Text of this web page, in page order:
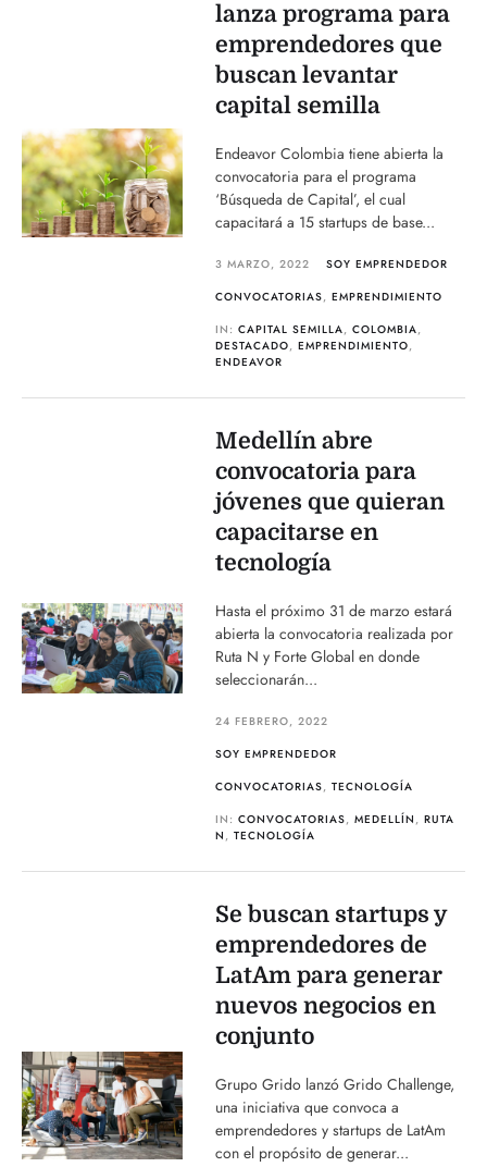
lanza programa para
emprendedores que
buscan levantar
capital semilla
Endeavor Colombia tiene abierta la
convocatoria para el programa
‘Búsqueda de Capital’, el cual
capacitará a 15 startups de base...
3 MARZO, 2022
SOY EMPRENDEDOR
CONVOCATORIAS,EMPRENDIMIENTO
IN:CAPITAL SEMILLA,COLOMBIA,
DESTACADO,EMPRENDIMIENTO,
ENDEAVOR
Medellín abre
convocatoria para
jóvenes que quieran
capacitarse en
tecnología
Hasta el próximo 31 de marzo estará
abierta la convocatoria realizada por
Ruta N y Forte Global en donde
seleccionarán...
24 FEBRERO, 2022
SOY EMPRENDEDOR
CONVOCATORIAS,TECNOLOGÍA
IN:CONVOCATORIAS,MEDELLÍN ,RUTA
N ,TECNOLOGÍA
Se buscan startups y
emprendedores de
LatAm para generar
nuevos negocios en
conjunto
Grupo Grido lanzó Grido Challenge,
una iniciativa que convoca a
emprendedores y startups de LatAm
con el propósito de generar...